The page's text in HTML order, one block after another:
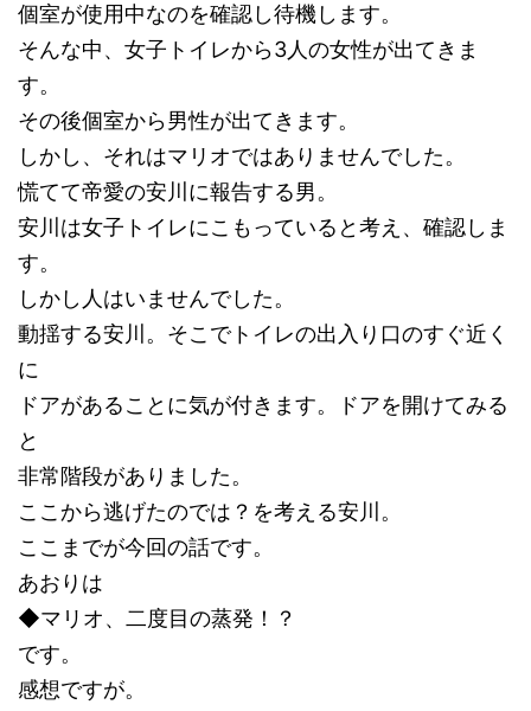
個室が使用中なのを確認し待機します。
そんな中、女子トイレから3人の女性が出てきま
す。
その後個室から男性が出てきます。
しかし、それはマリオではありませんでした。
慌てて帝愛の安川に報告する男。
安川は女子トイレにこもっていると考え、確認しま
す。
しかし人はいませんでした。
動揺する安川。そこでトイレの出入り口のすぐ近く
に
ドアがあることに気が付きます。ドアを開けてみる
と
非常階段がありました。
ここから逃げたのでは？を考える安川。
ここまでが今回の話です。
あおりは
◆マリオ、二度目の蒸発！？
です。
感想ですが。